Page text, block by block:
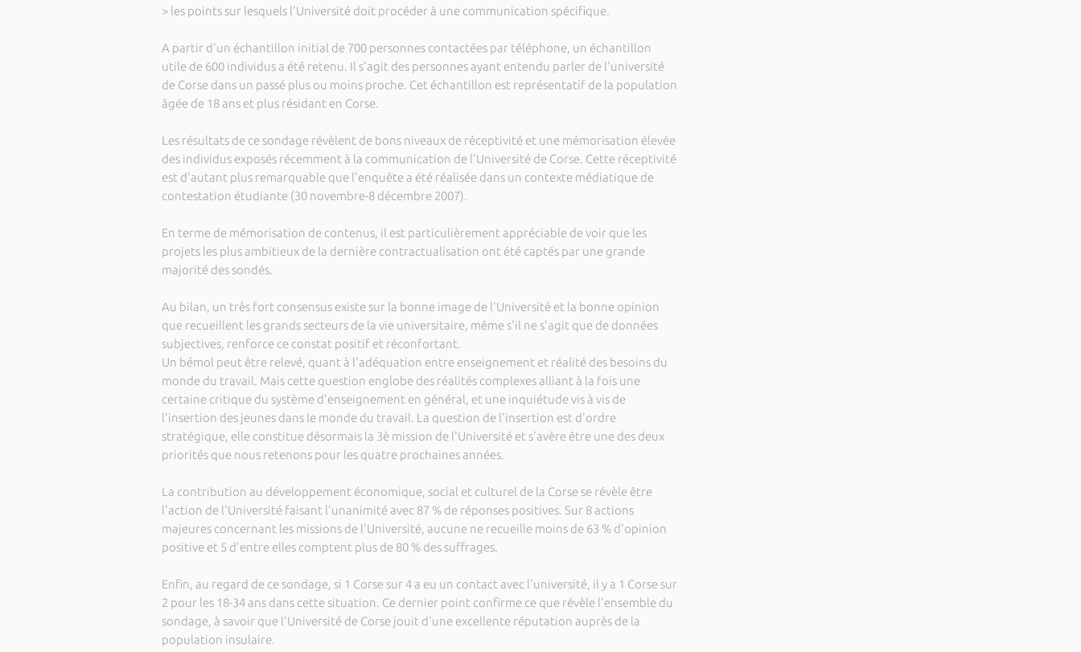
> les points sur lesquels l'Université doit procéder à une communication spécifique.
A partir d'un échantillon initial de 700 personnes contactées par téléphone, un échantillon
utile de 600 individus a été retenu. Il s'agit des personnes ayant entendu parler de l'université
de Corse dans un passé plus ou moins proche. Cet échantillon est représentatif de la population
âgée de 18 ans et plus résidant en Corse.
Les résultats de ce sondage révèlent de bons niveaux de réceptivité et une mémorisation élevée
des individus exposés récemment à la communication de l'Université de Corse. Cette réceptivité
est d'autant plus remarquable que l'enquête a été réalisée dans un contexte médiatique de
contestation étudiante (30 novembre-8 décembre 2007).
En terme de mémorisation de contenus, il est particulièrement appréciable de voir que les
projets les plus ambitieux de la dernière contractualisation ont été captés par une grande
majorité des sondés.
Au bilan, un très fort consensus existe sur la bonne image de l'Université et la bonne opinion
que recueillent les grands secteurs de la vie universitaire, même s'il ne s'agit que de données
subjectives, renforce ce constat positif et réconfortant.
Un bémol peut être relevé, quant à l'adéquation entre enseignement et réalité des besoins du
monde du travail. Mais cette question englobe des réalités complexes alliant à la fois une
certaine critique du système d'enseignement en général, et une inquiétude vis à vis de
l'insertion des jeunes dans le monde du travail. La question de l'insertion est d'ordre
stratégique, elle constitue désormais la 3è mission de l'Université et s'avère être une des deux
priorités que nous retenons pour les quatre prochaines années.
La contribution au développement économique, social et culturel de la Corse se révèle être
l'action de l'Université faisant l'unanimité avec 87 % de réponses positives. Sur 8 actions
majeures concernant les missions de l'Université, aucune ne recueille moins de 63 % d'opinion
positive et 5 d'entre elles comptent plus de 80 % des suffrages.
Enfin, au regard de ce sondage, si 1 Corse sur 4 a eu un contact avec l'université, il y a 1 Corse sur
2 pour les 18-34 ans dans cette situation. Ce dernier point confirme ce que révèle l'ensemble du
sondage, à savoir que l'Université de Corse jouit d'une excellente réputation auprès de la
population insulaire.